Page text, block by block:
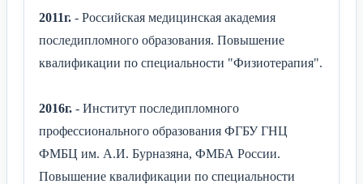
2011г. - Российская медицинская академия
последипломного образования. Повышение
квалификации по специальности "Физиотерапия".
2016г. - Институт последипломного
профессионального образования ФГБУ ГНЦ
ФМБЦ им. А.И. Бурназяна, ФМБА России.
Повышение квалификации по специальности